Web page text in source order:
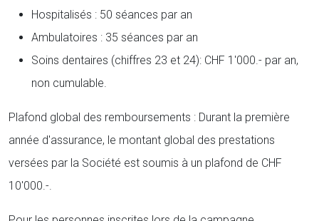
Hospitalisés : 50 séances par an
Ambulatoires : 35 séances par an
Soins dentaires (chiffres 23 et 24): CHF 1'000.- par an,
non cumulable.
Plafond global des remboursements : Durant la première
année d'assurance, le montant global des prestations
versées par la Société est soumis à un plafond de CHF
10'000.-.